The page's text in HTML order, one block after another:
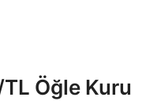
Öğle Kuru